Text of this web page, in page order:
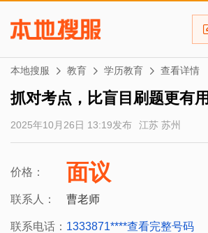
本地搜服 教育 学历教育 查看详情
抓对考点，比盲目刷题更有用
2025年10月26日 13:19发布 江苏 苏州
价格： 面议
联系人： 曹老师
联系电话： 1333871****查看完整号码